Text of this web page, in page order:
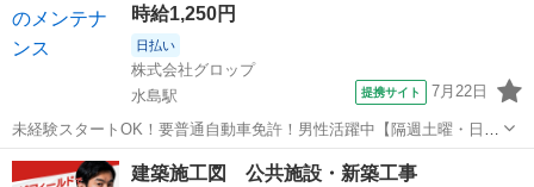
程管理・品質管理・安全...
時給1,250円
日払い
株式会社グロップ
水島駅
提携サイト 7月22日
未経験スタートOK！要普通自動車免許！男性活躍中【隔週土曜・日祝
休み／駐車場無料】 ＼猛暑対策実施中／ 涼しい自宅からスマホで
『WEB登録』OK！ 当社では【WEB面談（カジュアル登録）】を 導入
岡山 倉敷市 水島駅 その他
建築施工図 公共施設・新築工事